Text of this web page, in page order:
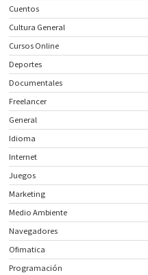
Cuentos
Cultura General
Cursos Online
Deportes
Documentales
Freelancer
General
Idioma
Internet
Juegos
Marketing
Medio Ambiente
Navegadores
Ofimatica
Programación